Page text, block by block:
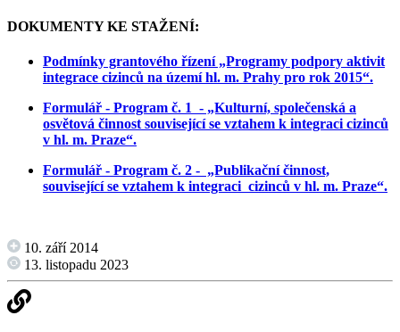
DOKUMENTY KE STAŽENÍ:
Podmínky grantového řízení „Programy podpory aktivit
integrace cizinců na území hl. m. Prahy pro rok 2015“.
Formulář - Program č. 1 - „Kulturní, společenská a
osvětová činnost související se vztahem k integraci cizinců
v hl. m. Praze“.
Formulář - Program č. 2 - „Publikační činnost,
související se vztahem k integraci cizinců v hl. m. Praze“.
10. září 2014
13. listopadu 2023